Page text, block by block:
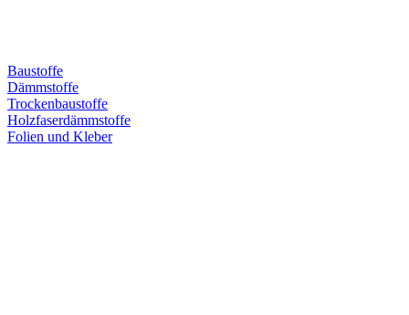
Baustoffe
Dämmstoffe
Trockenbaustoffe
Holzfaserdämmstoffe
Folien und Kleber